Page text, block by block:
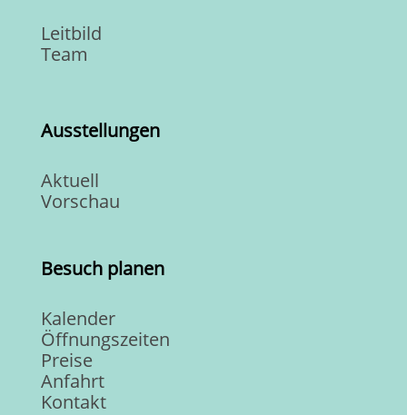
Leitbild
Team
Ausstellungen
Aktuell
Vorschau
Besuch planen
Kalender
Öffnungszeiten
Preise
Anfahrt
Kontakt